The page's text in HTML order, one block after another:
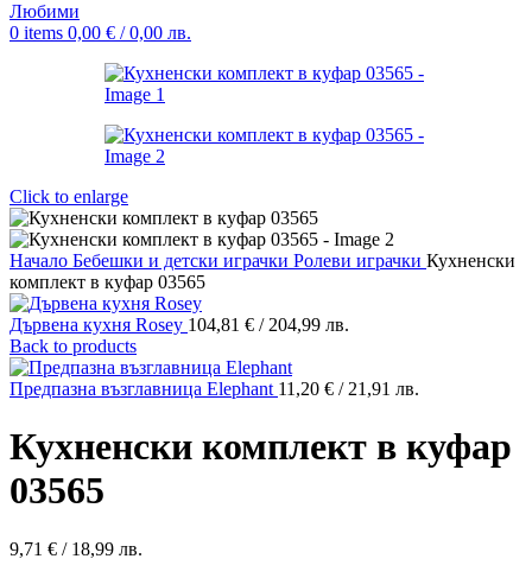
Любими
0 items 0,00 € / 0,00 лв.
Click to enlarge
Начало Бебешки и детски играчки Ролеви играчки Кухненски
комплект в куфар 03565
Дървена кухня Rosey 104,81 € / 204,99 лв.
Back to products
Предпазна възглавница Elephant 11,20 € / 21,91 лв.
Кухненски комплект в куфар
03565
9,71 € / 18,99 лв.